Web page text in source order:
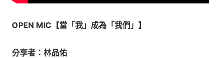
OPEN MIC【當「我」成為「我們」】
分享者：林品佑